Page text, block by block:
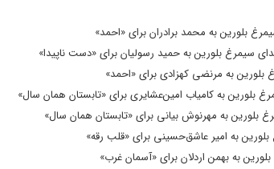
بلورین به محمد برادران برای «احمد»
سیمرغ بلورین به حمید رسولیان برای «دست ناپیدا»
بلورین به مرنضی کهزادی برای «احمد»
بلورین به کامیاب امین‌عشایری برای «تابستان همان سال»
بلورین به مهرنوش بیانی برای «تابستان همان سال»
به امیر عاشق‌حسینی برای «قلب رقه»
به بهمن اردلان برای «آسمان غرب»